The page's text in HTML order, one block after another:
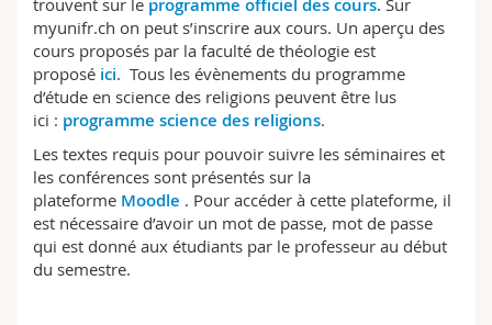
Sciences et médecine
Interfacultaire
Collaborateurs
Doctorants
Webmail
Programme des cours
MyUnifr
trouvent sur le programme officiel des cours. Sur
myunifr.ch on peut s’inscrire aux cours. Un aperçu des
cours proposés par la faculté de théologie est
proposé ici. Tous les évènements du programme
d’étude en science des religions peuvent être lus
ici : programme science des religions.
Les textes requis pour pouvoir suivre les séminaires et
les conférences sont présentés sur la
plateforme Moodle . Pour accéder à cette plateforme, il
est nécessaire d’avoir un mot de passe, mot de passe
qui est donné aux étudiants par le professeur au début
du semestre.